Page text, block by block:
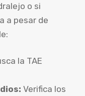
o si
a pesar de
la TAE
Verifica los